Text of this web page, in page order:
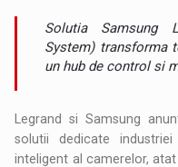
Solutia Samsung
System) transforma
un hub de control si
Legrand si Samsung
solutii dedicate
inteligent al camerelor,